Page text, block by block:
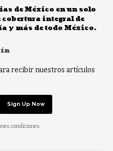
de México en un solo
integral de
y más de todo México.
recibir nuestros artículos
condiciones